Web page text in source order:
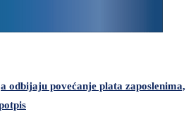
odbijaju povećanje plata zaposlenima,